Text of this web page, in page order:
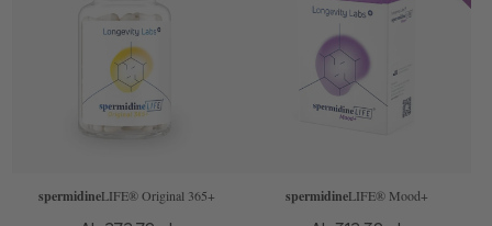
spermidineLIFE® Original 365+ spermidineLIFE® Mood+